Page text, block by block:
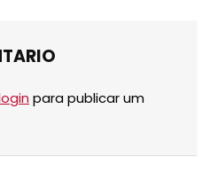
para publicar um